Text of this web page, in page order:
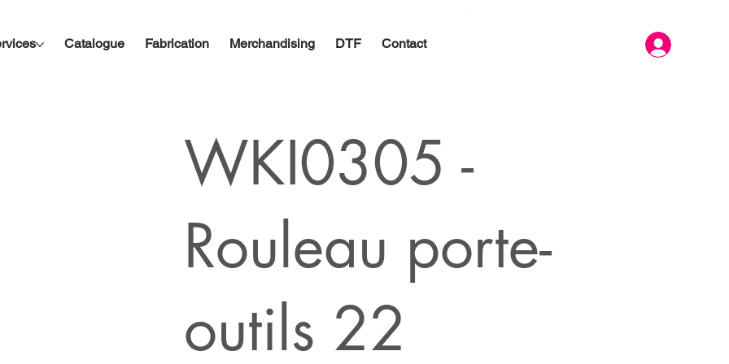
Catalogue Fabrication Merchandising DTF Contact
WKI0305 -
Rouleau porte-
outils 22